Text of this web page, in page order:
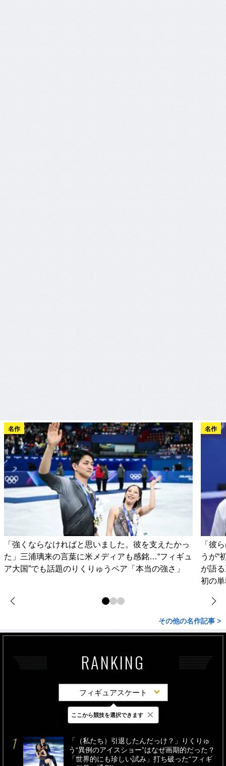
名作
「強くならなければと思いました。彼を支えたかっ
た」三浦璃来の言葉に米メディアも感銘…“フィギュ
ア大国”でも話題のりくりゅうペア「本当の強さ」
名作
「彼
うが“
が語
初の
その他の名作記事 >
RANKING
フィギュアスケート
最新 24時間 週間
「（私たち）引退したんだっけ？」りくりゅ
う“異例のアイスショー”はなぜ画期的だった？
「世界的にも珍しい試み」打ち破った“フィギ
ここから競技を選択できます ×